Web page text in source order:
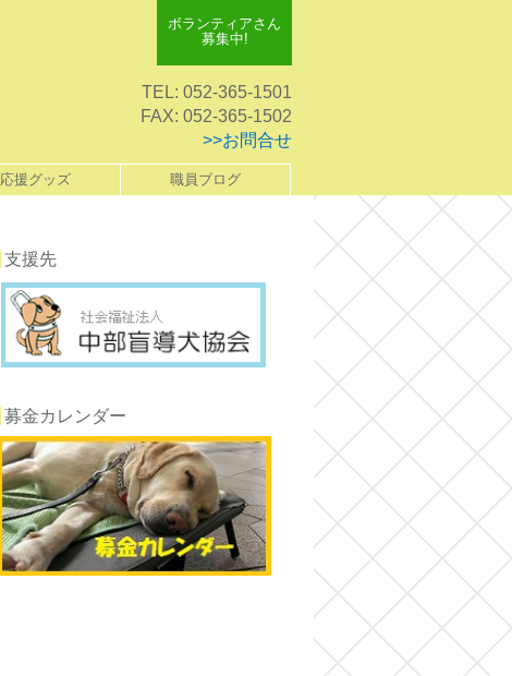
ボランティアさん
募集中!
TEL: 052-365-1501
FAX: 052-365-1502
>>お問合せ
応援グッズ 職員ブログ
支援先
募金カレンダー